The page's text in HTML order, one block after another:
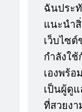
ฉันประ
แนะนำ
เว็บไซ
กำลังใ
เองพร้
เป็นผู้ดูแ
ที่สวยง